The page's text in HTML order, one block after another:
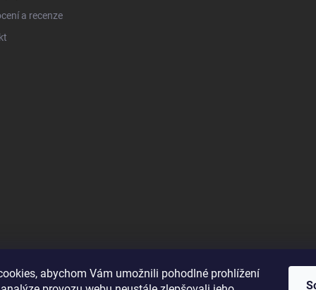
abychom Vám umožnili pohodlné prohlížení
a recenze